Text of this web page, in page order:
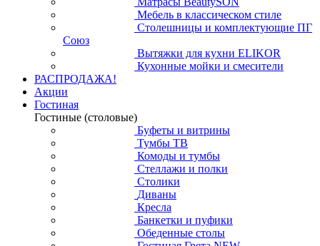
Мебель в классическом стиле
Столешницы и комплектующие ПГ
Союз
Вытяжки для кухни ELIKOR
Кухонные мойки и смесители
РАСПРОДАЖА!
Акции
Гостиная
Гостиные (столовые)
Буфеты и витрины
Тумбы ТВ
Комоды и тумбы
Стеллажи и полки
Столики
Диваны
Кресла
Банкетки и пуфики
Обеденные столы